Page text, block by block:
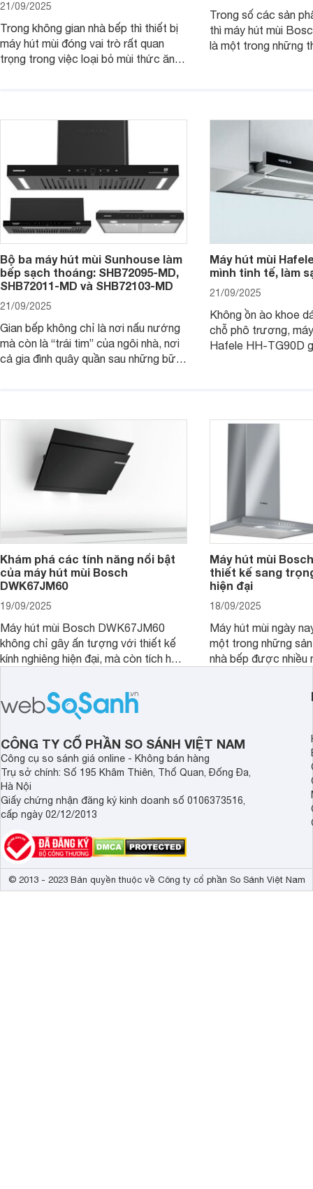
21/09/2025
Trong không gian nhà bếp thì thiết bị
máy hút mùi đóng vai trò rất quan
trọng trong việc loại bỏ mùi thức ăn,
trong dòng máy hút mùi nhà Bosch là
sản phẩm máy hút mùi Bosch
Trong số các sản
thì máy hút mùi
là một trong những
Bộ ba máy hút mùi Sunhouse làm
bếp sạch thoáng: SHB72095-MD,
SHB72011-MD và SHB72103-MD
21/09/2025
Gian bếp không chỉ là nơi nấu nướng
mà còn là “trái tim” của ngôi nhà, nơi
cả gia đình quây quần sau những bữa
mùi Sunhouse SHB72095-MD,
SHB72011-MD và SHB72103-MD
phát huy sức mạnh.
Máy hút mùi
mình tinh tế, làm
21/09/2025
Không ồn ào khoe
chỗ phô trương,
Hafele HH-TG90D
đi tìm hiểu chi tiết
Khám phá các tính năng nổi bật
của máy hút mùi Bosch
DWK67JM60
19/09/2025
Máy hút mùi Bosch DWK67JM60
không chỉ gây ấn tượng với thiết kế
kính nghiêng hiện đại, mà còn tích hợp
sự tiện nghi và hiệu quả cho căn bếp.
Đây chắc chắn sẽ là lựa chọn lý
tưởng cho không gian bếp hiện đại.
Máy hút mùi
thiết kế sang
hiện đại
18/09/2025
Máy hút mùi ngày
một trong những
nhà bếp được nhiều
thiết bị nổi bật
là máy hút mùi
review chi tiết về
này nhé!
CÔNG TY CỔ PHẦN SO SÁNH VIỆT NAM
Công cụ so sánh giá online - Không bán hàng
Trụ sở chính: Số 195 Khâm Thiên, Thổ Quan, Đống Đa,
Hà Nội
Giấy chứng nhận đăng ký kinh doanh số 0106373516,
cấp ngày 02/12/2013
© 2013 - 2023 Bản quyền thuộc về Công ty cổ phần So Sánh Việt Nam